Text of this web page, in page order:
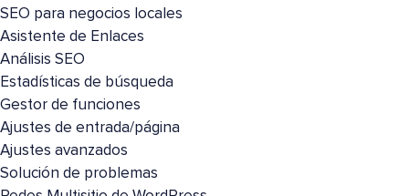
SEO para negocios locales
Asistente de Enlaces
Análisis SEO
Estadísticas de búsqueda
Gestor de funciones
Ajustes de entrada/página
Ajustes avanzados
Solución de problemas